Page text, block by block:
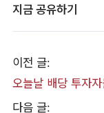
지금 공유하기
이전 글:
오늘날 배당 투자
다음 글: